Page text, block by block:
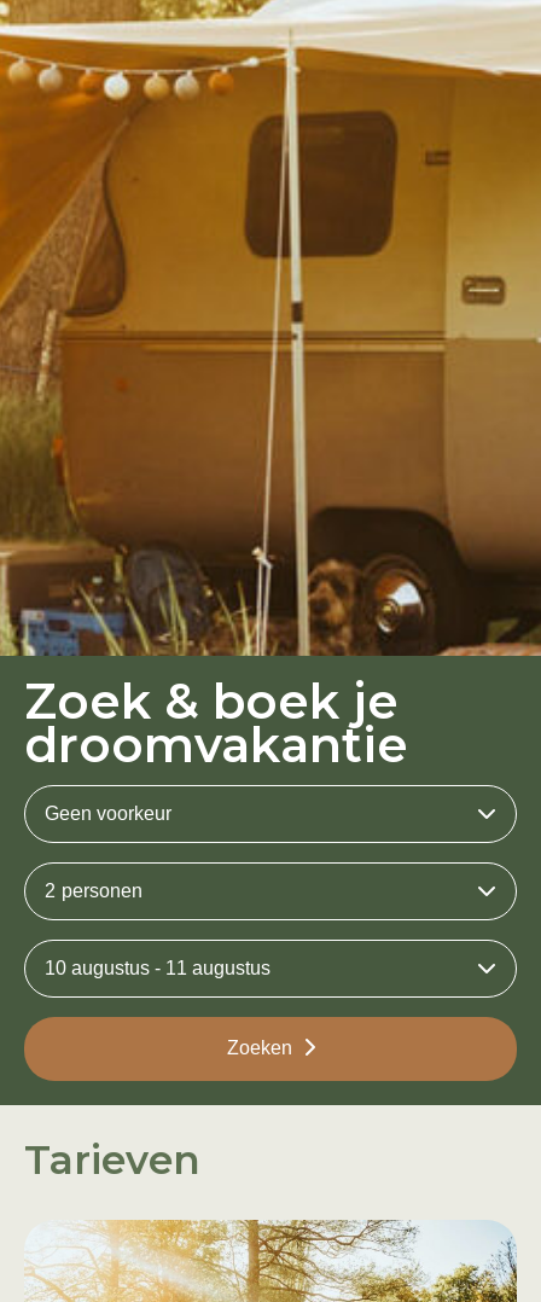
Zoek & boek je
droomvakantie
Geen voorkeur
2 personen
10 augustus - 11 augustus
Zoeken
Tarieven